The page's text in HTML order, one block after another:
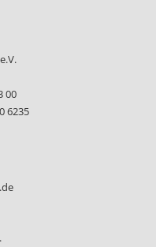
00
6235